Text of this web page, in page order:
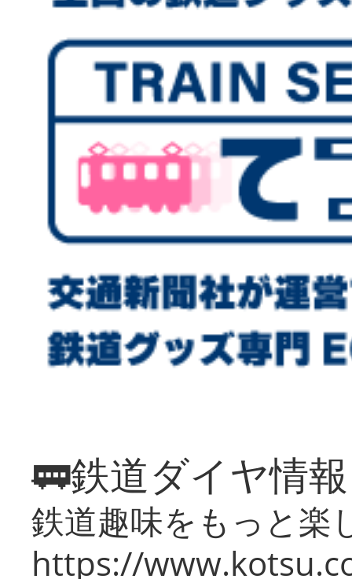
🚃鉄道ダイヤ情
鉄道趣味をもっと楽
https://